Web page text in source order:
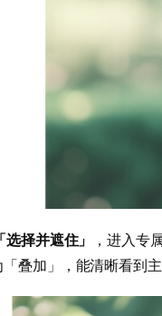
「选择并遮住」
，进入专
叠加」，能清晰看到